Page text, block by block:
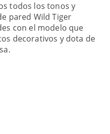
todos los tonos y
pared Wild Tiger
con el modelo que
decorativos y dota de